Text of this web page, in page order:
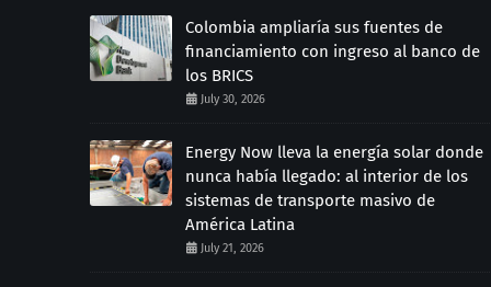
Colombia ampliaría sus fuentes de
financiamiento con ingreso al banco de
los BRICS
July 30, 2026
Energy Now lleva la energía solar donde
nunca había llegado: al interior de los
sistemas de transporte masivo de
América Latina
July 21, 2026